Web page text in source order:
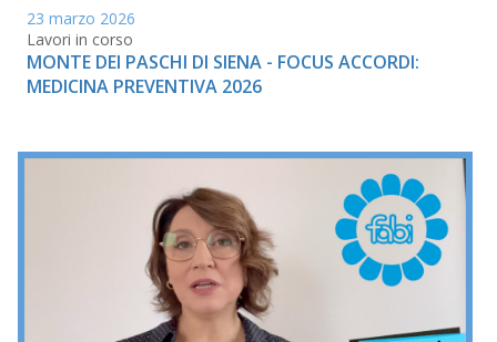
23 marzo 2026
Lavori in corso
MONTE DEI PASCHI DI SIENA - FOCUS ACCORDI:
MEDICINA PREVENTIVA 2026